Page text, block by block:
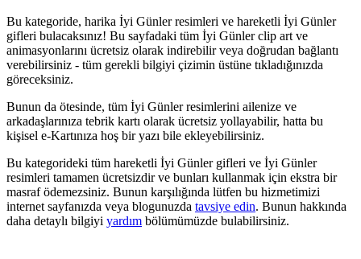
Bu kategoride, harika İyi Günler resimleri ve hareketli İyi Günler
gifleri bulacaksınız! Bu sayfadaki tüm İyi Günler clip art ve
animasyonlarını ücretsiz olarak indirebilir veya doğrudan bağlantı
verebilirsiniz - tüm gerekli bilgiyi çizimin üstüne tıkladığınızda
göreceksiniz.
Bunun da ötesinde, tüm İyi Günler resimlerini ailenize ve
arkadaşlarınıza tebrik kartı olarak ücretsiz yollayabilir, hatta bu
kişisel e-Kartınıza hoş bir yazı bile ekleyebilirsiniz.
Bu kategorideki tüm hareketli İyi Günler gifleri ve İyi Günler
resimleri tamamen ücretsizdir ve bunları kullanmak için ekstra bir
masraf ödemezsiniz. Bunun karşılığında lütfen bu hizmetimizi
internet sayfanızda veya blogunuzda tavsiye edin. Bunun hakkında
daha detaylı bilgiyi yardım bölümümüzde bulabilirsiniz.